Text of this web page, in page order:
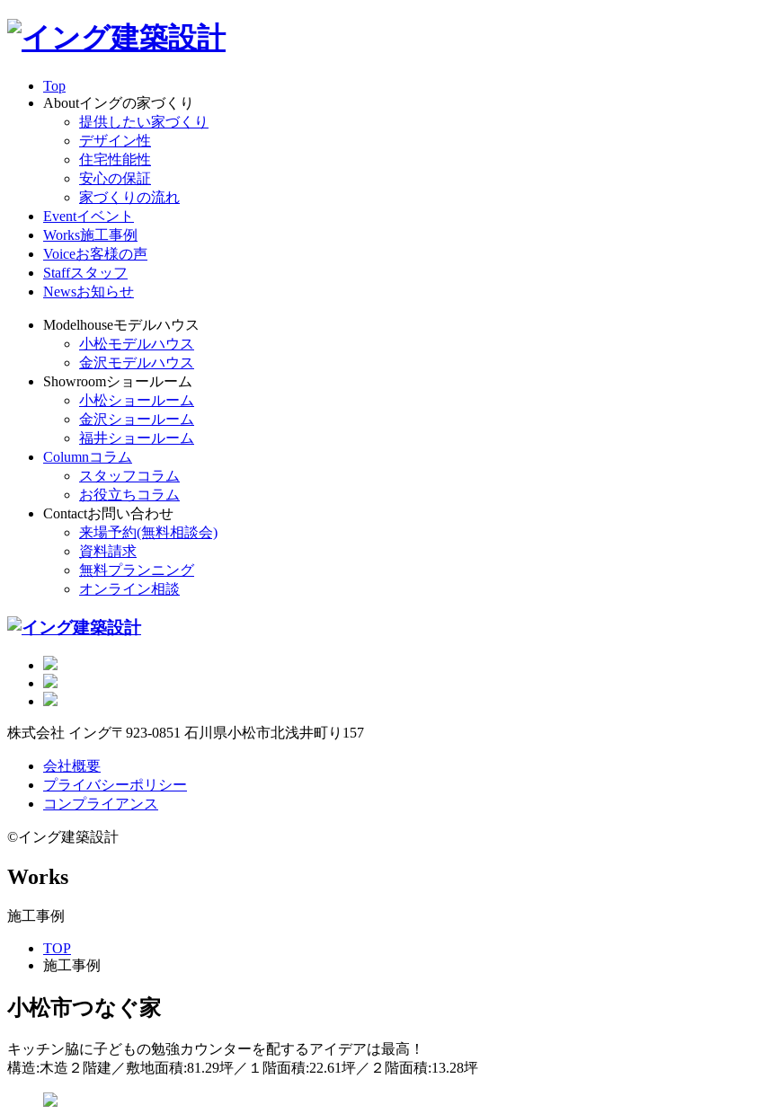
Top
Aboutイングの家づくり
提供したい家づくり
デザイン性
住宅性能性
安心の保証
家づくりの流れ
Eventイベント
Works施工事例
Voiceお客様の声
Staffスタッフ
Newsお知らせ
Modelhouseモデルハウス
小松モデルハウス
金沢モデルハウス
Showroomショールーム
小松ショールーム
金沢ショールーム
福井ショールーム
Columnコラム
スタッフコラム
お役立ちコラム
Contactお問い合わせ
来場予約(無料相談会)
資料請求
無料プランニング
オンライン相談
株式会社 イング〒923-0851 石川県小松市北浅井町り157
会社概要
プライバシーポリシー
コンプライアンス
©イング建築設計
Works
施工事例
TOP
施工事例
小松市つなぐ家
キッチン脇に子どもの勉強カウンターを配するアイデアは最高！
構造:木造２階建／敷地面積:81.29坪／１階面積:22.61坪／２階面積:13.28坪